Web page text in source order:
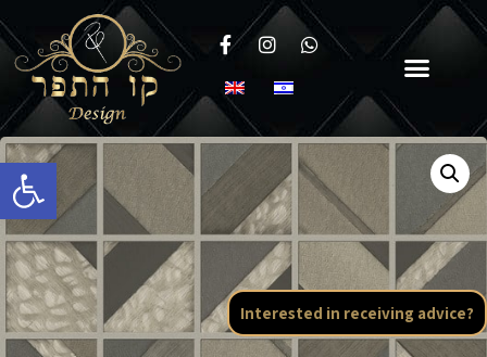
Open toolbar
Interested in receiving advice?